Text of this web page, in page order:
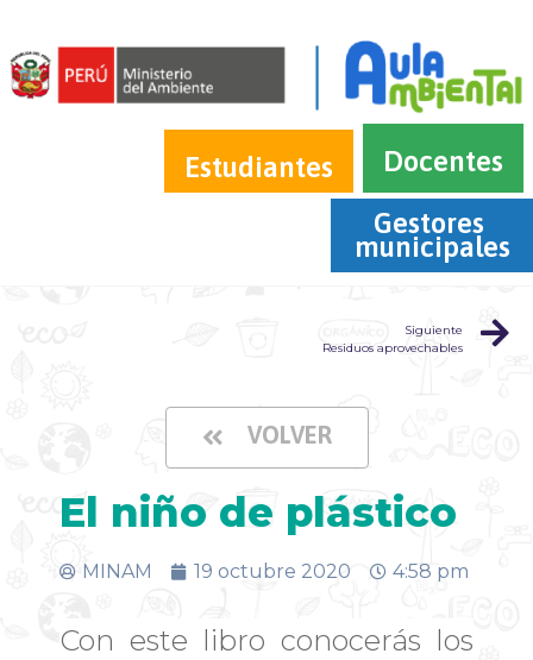
Estudiantes
Docentes
Gestores
municipales
Siguiente
Residuos aprovechables
VOLVER
El niño de plástico
MINAM 19 octubre 2020 4:58 pm
Con este libro conocerás los